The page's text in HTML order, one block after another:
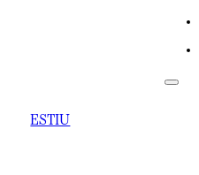
ESTIU